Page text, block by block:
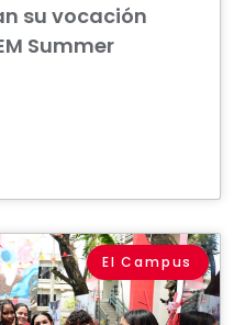
su vocación
Summer
El Campus